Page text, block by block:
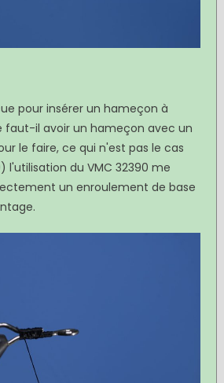
pour insérer un hameçon à
il avoir un hameçon avec un
le faire, ce qui n'est pas le cas
l'utilisation du VMC 32390 me
un enroulement de base